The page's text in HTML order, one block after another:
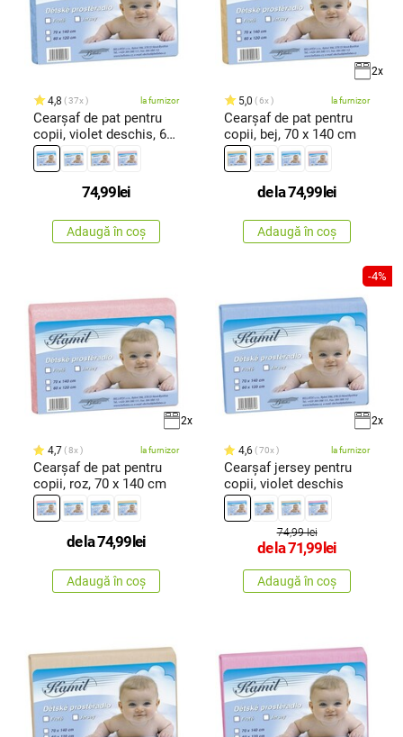
4,8 37x la furnizor
Cearşaf de pat pentru
copii, violet deschis, 60
x 120 cm
74,99 lei
Adaugă în coș
2x
5,0 6x la furnizor
Cearşaf de pat pentru
copii, bej, 70 x 140 cm
de la74,99 lei
Adaugă în coș
2x
4,7 8x la furnizor
Cearşaf de pat pentru
copii, roz, 70 x 140 cm
de la74,99 lei
Adaugă în coș
-4%
2x
4,6 70x la furnizor
Cearşaf jersey pentru
copii, violet deschis
74,99 lei
de la71,99 lei
Adaugă în coș